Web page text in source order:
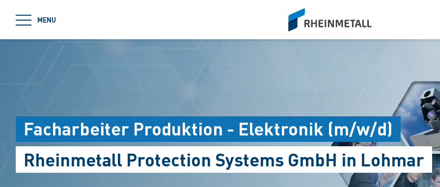
MENU
siteLogo
Facharbeiter Produktion - Elektronik (m/w/d)
Rheinmetall Protection Systems GmbH in Lohmar